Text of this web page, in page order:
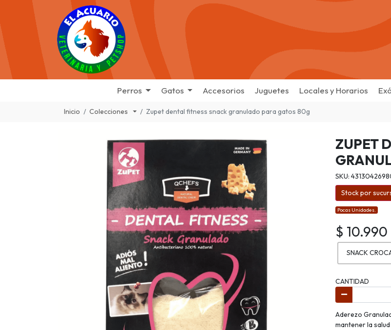
Perros Gatos Accesorios Juguetes Locales y Horarios
Inicio Colecciones Zupet dental fitness snack granulado para gatos 80g
ZUPET
SKU:
Stock por
Pocas Unidades.
$ 10.990
SNACK
CANTIDAD
Aderezo
mantener la